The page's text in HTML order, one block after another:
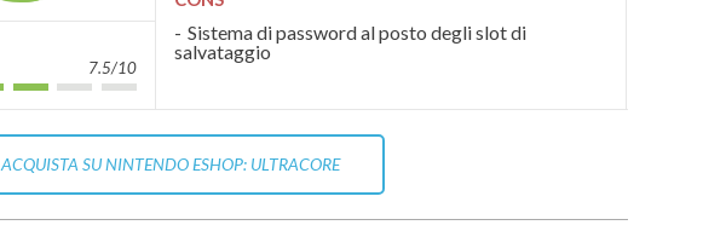
7.5/10
Sistema di password al posto degli slot di
salvataggio
ACQUISTA SU NINTENDO ESHOP: ULTRACORE